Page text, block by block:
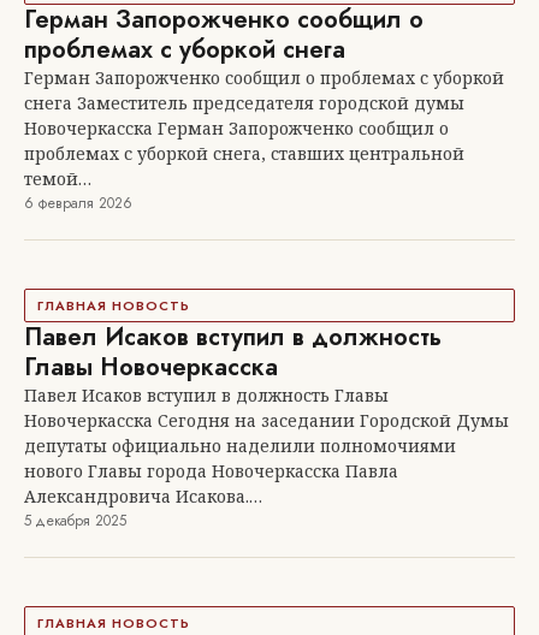
Герман Запорожченко сообщил о
проблемах с уборкой снега
Герман Запорожченко сообщил о проблемах с уборкой
снега Заместитель председателя городской думы
Новочеркасска Герман Запорожченко сообщил о
проблемах с уборкой снега, ставших центральной
темой…
6 февраля 2026
ГЛАВНАЯ НОВОСТЬ
Павел Исаков вступил в должность
Главы Новочеркасска
Павел Исаков вступил в должность Главы
Новочеркасска Сегодня на заседании Городской Думы
депутаты официально наделили полномочиями
нового Главы города Новочеркасска Павла
Александровича Исакова.…
5 декабря 2025
ГЛАВНАЯ НОВОСТЬ